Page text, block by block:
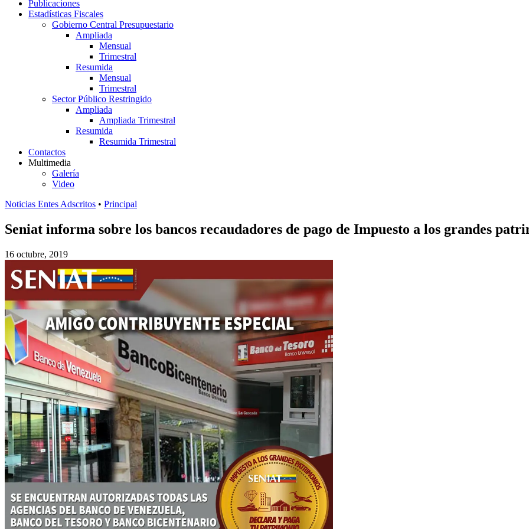
Publicaciones
Estadísticas Fiscales
Gobierno Central Presupuestario
Ampliada
Mensual
Trimestral
Resumida
Mensual
Trimestral
Sector Público Restringido
Ampliada
Ampliada Trimestral
Resumida
Resumida Trimestral
Contactos
Multimedia
Galería
Video
Noticias Entes Adscritos • Principal
Seniat informa sobre los bancos recaudadores de pago de Impuesto a los grandes
16 octubre, 2019